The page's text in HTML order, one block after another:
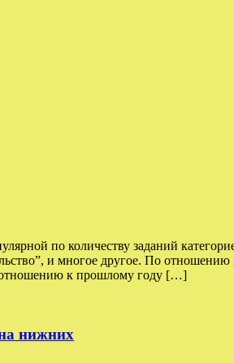
по количеству заданий
и многое другое. По
отношению к прошлому году […]
нижних